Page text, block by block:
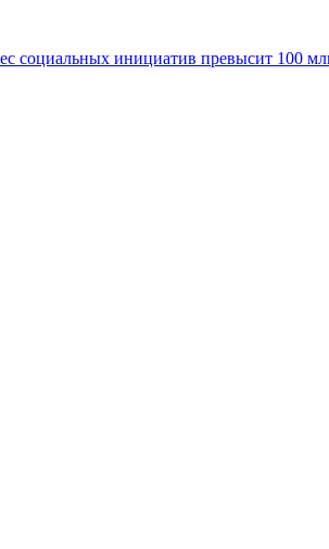
социальных инициатив превысит 100